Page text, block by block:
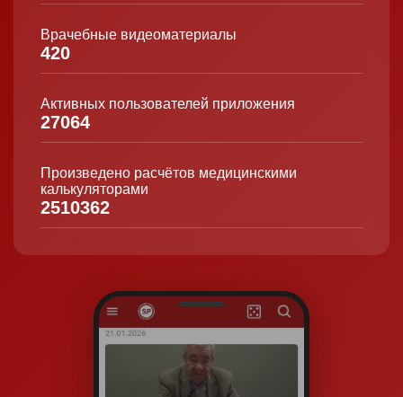
Врачебные видеоматериалы
420
Активных пользователей приложения
27064
Произведено расчётов медицинскими
калькуляторами
2510362